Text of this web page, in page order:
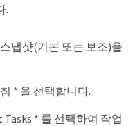
.
냅샷(기본 또는 보조)을
* 을 선택합니다.
* 를 선택하여 작업